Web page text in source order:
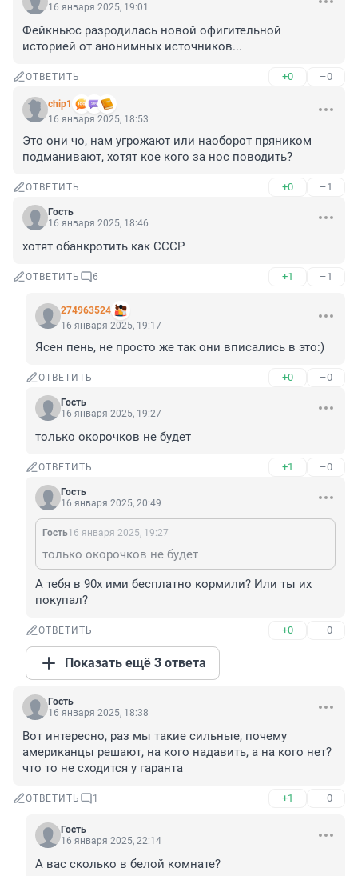
16 января 2025, 19:01
Фейкньюс разродилась новой офигительной
историей от анонимных источников...
ОТВЕТИТЬ +0 –0
chip1
16 января 2025, 18:53
Это они чо, нам угрожают или наоборот пряником
подманивают, хотят кое кого за нос поводить?
ОТВЕТИТЬ +0 –1
Гость
16 января 2025, 18:46
хотят обанкротить как СССР
ОТВЕТИТЬ 6 +1 –1
274963524
16 января 2025, 19:17
Ясен пень, не просто же так они вписались в это:)
ОТВЕТИТЬ +0 –0
Гость
16 января 2025, 19:27
только окорочков не будет
ОТВЕТИТЬ +1 –0
Гость
16 января 2025, 20:49
Гость16 января 2025, 19:27
только окорочков не будет
А тебя в 90х ими бесплатно кормили? Или ты их
покупал?
ОТВЕТИТЬ +0 –0
Показать ещё 3 ответа
Гость
16 января 2025, 18:38
Вот интересно, раз мы такие сильные, почему
американцы решают, на кого надавить, а на кого нет?
что то не сходится у гаранта
ОТВЕТИТЬ 1 +1 –0
Гость
16 января 2025, 22:14
А вас сколько в белой комнате?